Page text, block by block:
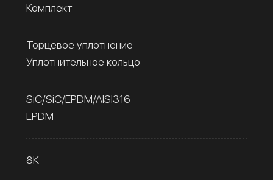
Комплект
Торцевое уплотнение
Уплотнительное кольцо
SiC/SiC/EPDM/AISI316
EPDM
8К